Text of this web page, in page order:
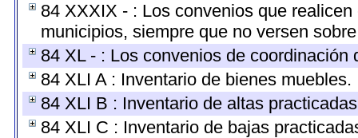
84 XXXIX - : Los convenios que
municipios, siempre que no versen
84 XL - : Los convenios de
84 XLI A : Inventario de bienes muebles.
84 XLI B : Inventario de altas
84 XLI C : Inventario de bajas